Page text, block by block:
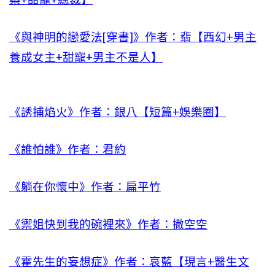
《與神明的戀愛法[穿書]》作者：翡【西幻+男主
養成女主+甜寵+男主不是人】
《誘捕焰火》作者：銀八【短篇+娛樂圈】
《誰怕誰》作者：君約
《躺在你懷中》作者：扁平竹
《禦姐快到我的碗裡來》作者：撒空空
《霍先生的妄想症》作者：哀藍【現言+醫生文